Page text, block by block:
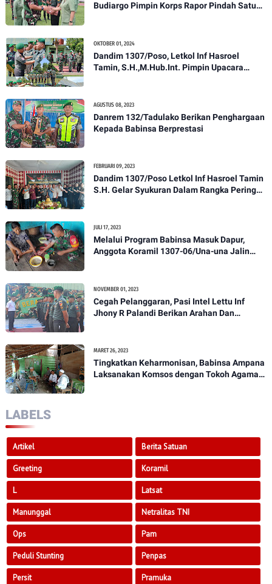
Budiargo Pimpin Korps Rapor Pindah Satuan
OKTOBER 01, 2024
Dandim 1307/Poso, Letkol Inf Hasroel
Tamin, S.H.,M.Hub.Int. Pimpin Upacara
AGUSTUS 08, 2023
Danrem 132/Tadulako Berikan Penghargaan
Kepada Babinsa Berprestasi
FEBRUARI 09, 2023
Dandim 1307/Poso Letkol Inf Hasroel Tamin
S.H. Gelar Syukuran Dalam Rangka Peringati
JULI 17, 2023
Melalui Program Babinsa Masuk Dapur,
Anggota Koramil 1307-06/Una-una Jalin
NOVEMBER 01, 2023
Cegah Pelanggaran, Pasi Intel Lettu Inf
Jhony R Palandi Berikan Arahan Dan
MARET 26, 2023
Tingkatkan Keharmonisan, Babinsa Ampana
Laksanakan Komsos dengan Tokoh Agama
LABELS
Artikel Berita Satuan
Greeting Koramil
L Latsat
Manunggal Netralitas TNI
Ops Pam
Peduli Stunting Penpas
Persit Pramuka